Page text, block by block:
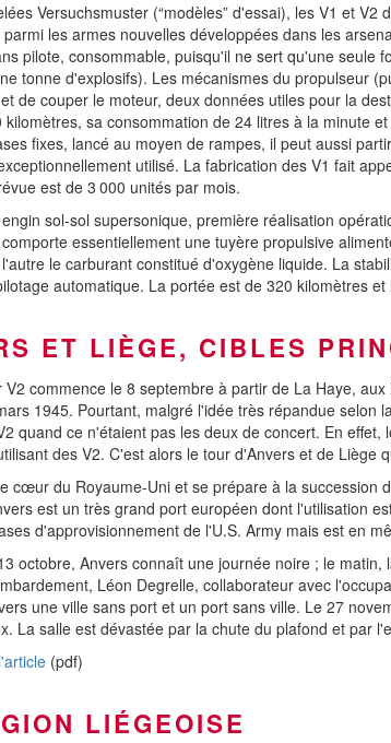
Versuchsmuster (“modèles” d'essai), les V1 et
les armes nouvelles développées dans les
pilote, consommable, puisqu'il ne sert qu'une seule
tonne d'explosifs). Les mécanismes du propulseur
de couper le moteur, deux données utiles pour la
kilomètres, sa consommation de 24 litres à la minute
fixes, lancé au moyen de rampes, il peut aussi
utilisé. La fabrication des V1 fait
est de 3 000 unités par mois.
sol-sol supersonique, première réalisation
essentiellement une tuyère propulsive
le carburant constitué d'oxygène liquide. La
automatique. La portée est de 320 kilomètres
ET LIÈGE, CIBLES
V2 commence le 8 septembre à partir de La Haye,
1945. Pourtant, malgré l'idée très répandue selon
quand ce n'étaient pas les deux de concert. En
des V2. C'est alors le tour d'Anvers et de Liège
cœur du Royaume-Uni et se prépare à la succession
est un très grand port européen dont l'utilisation
d'approvisionnement de l'U.S. Army mais est en
octobre, Anvers connaît une journée noire ; le
Léon Degrelle, collaborateur avec
une ville sans port et un port sans ville. Le 27
La salle est dévastée par la chute du plafond et par
(pdf)
LIÉGEOISE